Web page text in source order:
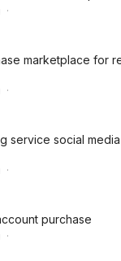
marketplace for
service social
purchase